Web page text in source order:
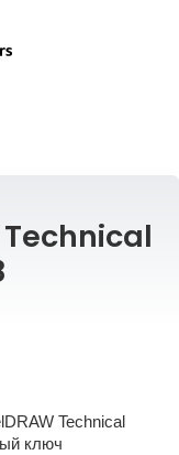
Technical
Technical
ключ